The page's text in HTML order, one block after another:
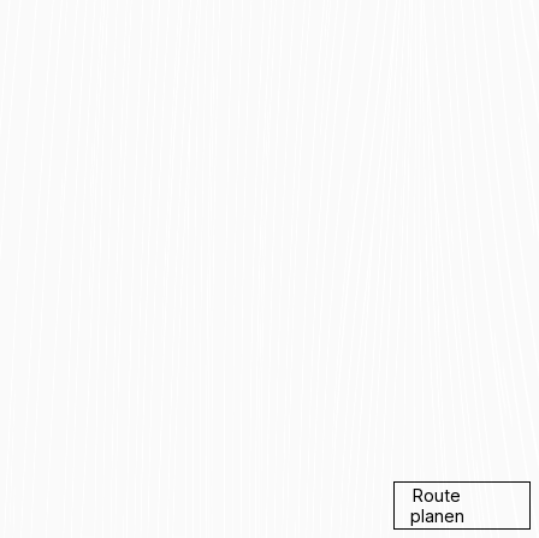
Route
planen